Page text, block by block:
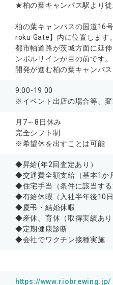
★柏の葉キャンパス駅より
柏の葉キャンパスの国道16
roku Gate】内に位置します。
都市軸道路が茨城方面に延
ンボルサインが目の前です。
開発が進む柏の葉キャンパ
9:00-19:00
※イベント出店の場合等、変
月7～8日休み
完全シフト制
※希望休を出すことは可能
◆昇給(年2回査定あり）
◆交通費全額支給（基本1か
◆住宅手当（条件に該当する
◆有給休暇（入社半年後10日
◆慶弔・結婚休暇
◆産休、育休（取得実績あり
◆定期健康診断
◆会社でワクチン接種実施
https://www.riobrewing.jp/